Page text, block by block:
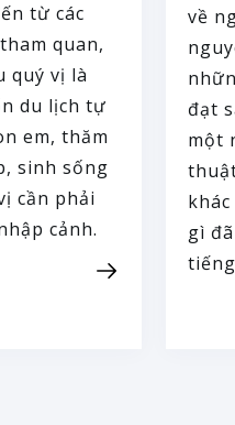
từ các
quan,
quý vị là
du lịch tự
em, thăm
sinh sống
cần phải
cảnh.
về
đạt
một
gì